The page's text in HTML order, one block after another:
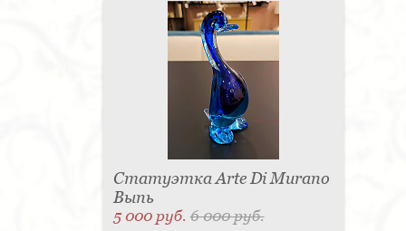
Статуэтка Arte Di Murano
Выпь
5 000 руб.6 000 руб.